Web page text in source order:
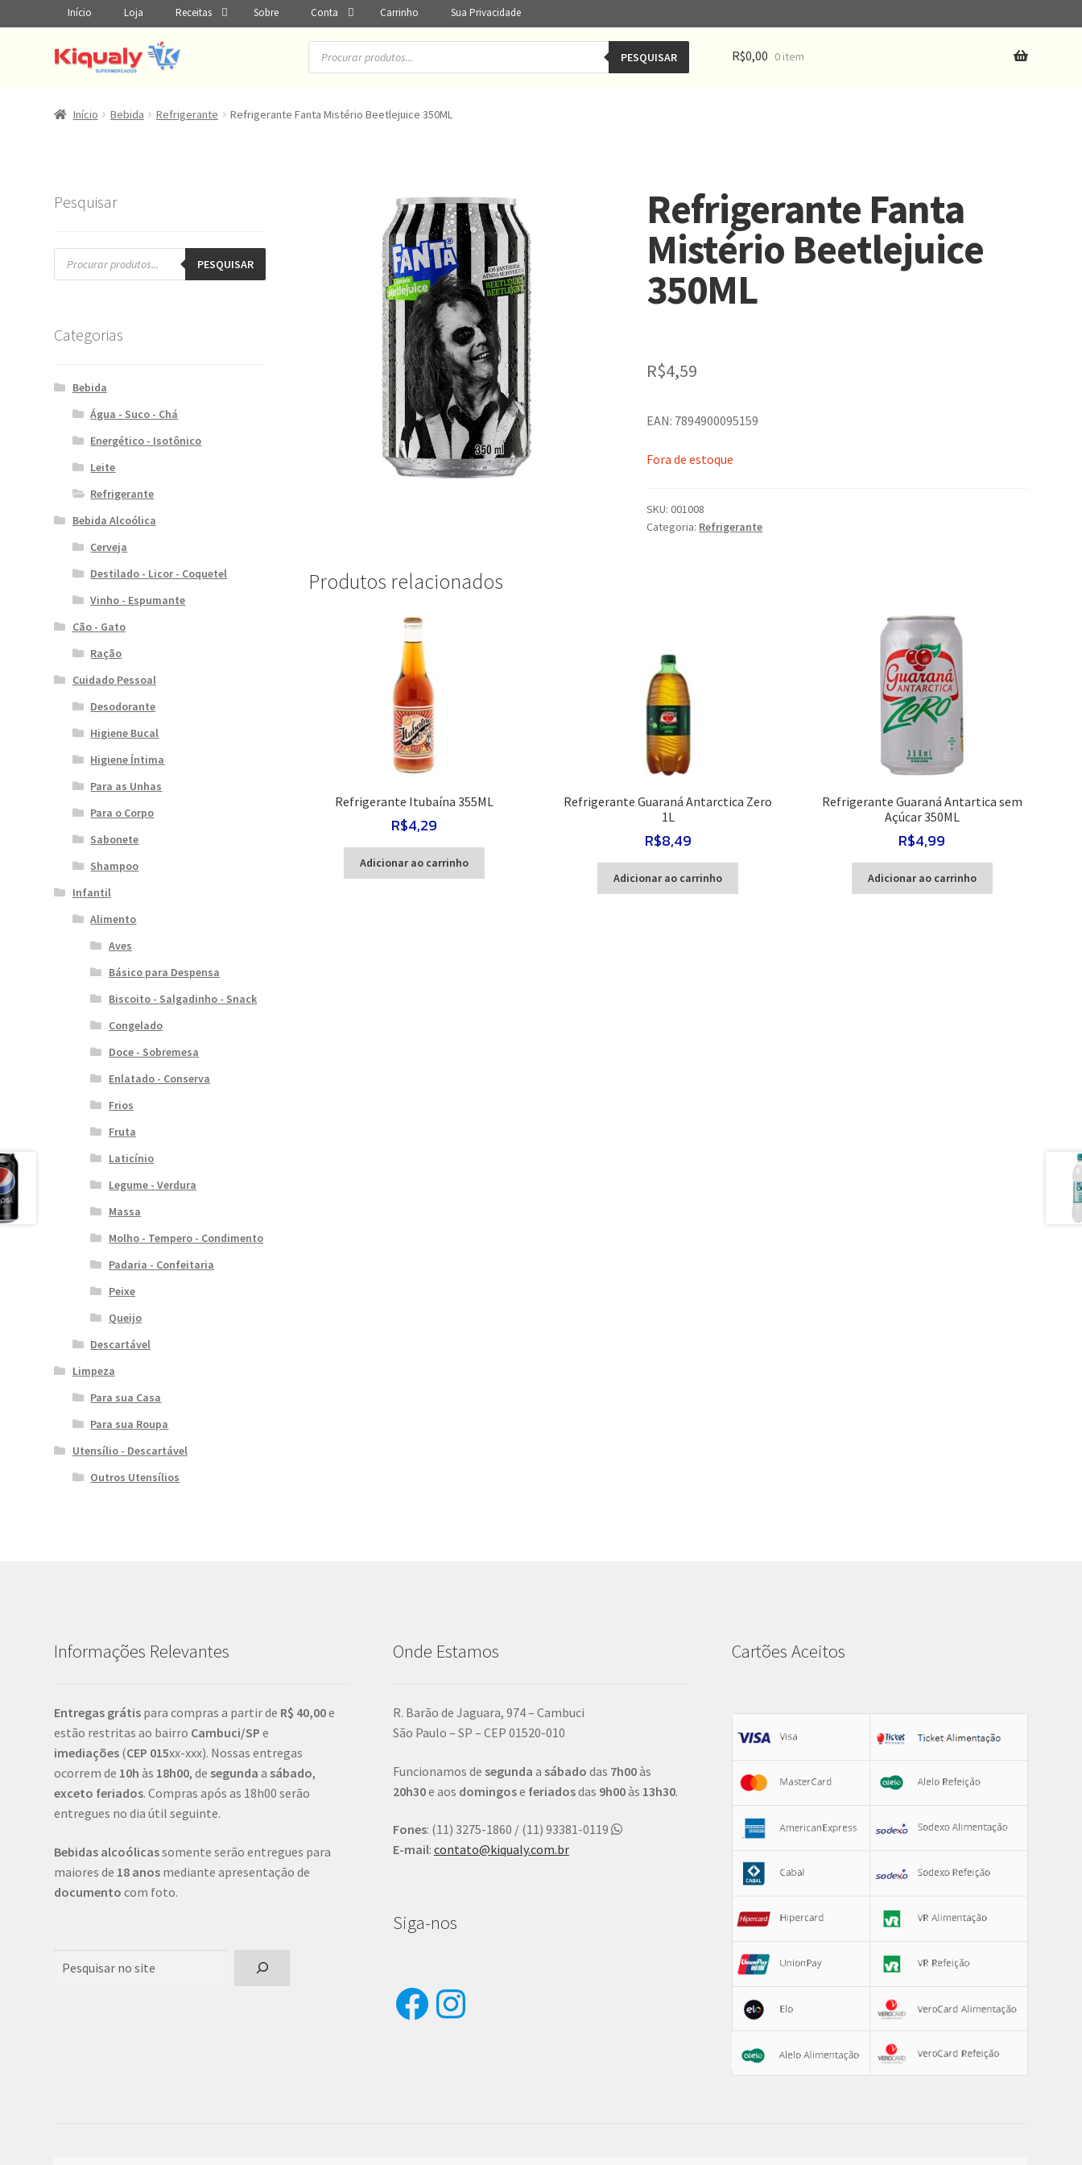
Início Loja Receitas Sobre Conta Carrinho Sua Privacidade
Pesquisar
produtos PESQUISAR R$0,00 0 item
Início Bebida Refrigerante Refrigerante Fanta Mistério Beetlejuice 350ML
Refrigerante Fanta
Mistério Beetlejuice
350ML
R$4,59
EAN: 7894900095159
Fora de estoque
SKU:001008
Categoria: Refrigerante
Produtos relacionados
Refrigerante Itubaína 355ML
R$4,29
Adicionar ao carrinho
Refrigerante Guaraná Antarctica Zero
1L
R$8,49
Adicionar ao carrinho
Refrigerante Guaraná Antartica sem
Açúcar 350ML
R$4,99
Adicionar ao carrinho
Pesquisar
Pesquisar
produtos PESQUISAR
Categorias
Bebida
Água - Suco - Chá
Energético - Isotônico
Leite
Refrigerante
Bebida Alcoólica
Cerveja
Destilado - Licor - Coquetel
Vinho - Espumante
Cão - Gato
Ração
Cuidado Pessoal
Desodorante
Higiene Bucal
Higiene Íntima
Para as Unhas
Para o Corpo
Sabonete
Shampoo
Infantil
Alimento
Aves
Básico para Despensa
Biscoito - Salgadinho - Snack
Congelado
Doce - Sobremesa
Enlatado - Conserva
Frios
Fruta
Laticínio
Legume - Verdura
Massa
Molho - Tempero - Condimento
Padaria - Confeitaria
Peixe
Queijo
Descartável
Limpeza
Para sua Casa
Para sua Roupa
Utensílio - Descartável
Outros Utensílios
Informações Relevantes
Entregas grátis para compras a partir de R$ 40,00e
estão restritas ao bairro Cambuci/SP e
imediações (CEP 015xx-xxx). Nossas entregas
ocorrem de 10h às 18h00, de segunda a sábado,
exceto feriados. Compras após as 18h00 serão
entregues no dia útil seguinte.
Bebidas alcoólicassomente serão entregues para
maiores de 18 anos mediante apresentação de
documento com foto.
Onde Estamos
R. Barão de Jaguara, 974 – Cambuci
São Paulo – SP – CEP 01520-010
Funcionamos de segunda a sábado das 7h00às
20h30e aos domingose feriadosdas 9h00às 13h30.
Fones: (11) 3275-1860 / (11) 93381-0119
E-mail: contato@kiqualy.com.br
Siga-nos
Facebook
Instagram
Cartões Aceitos